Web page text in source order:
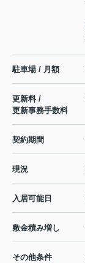
駐車場 / 月額
更新料 /
更新事務手数料
契約期間
現況
入居可能日
敷金積み増し
その他条件